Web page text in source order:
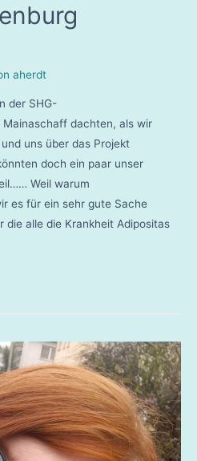
aherdt
der SHG-
dachten, als wir
uns über das Projekt
doch ein paar unser
Weil warum
es für ein sehr gute Sache
die alle die Krankheit Adipositas